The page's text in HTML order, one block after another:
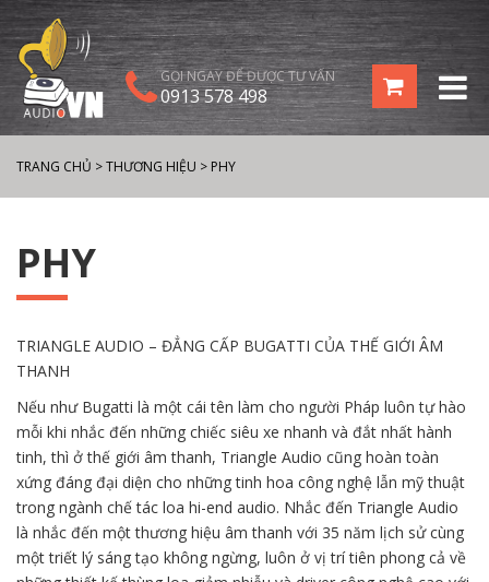
GỌI NGAY ĐỂ ĐƯỢC TƯ VẤN
0913 578 498
TRANG CHỦ >THƯƠNG HIỆU > PHY
PHY
TRIANGLE AUDIO – ĐẲNG CẤP BUGATTI CỦA THẾ GIỚI ÂM
THANH
Nếu như Bugatti là một cái tên làm cho người Pháp luôn tự hào
mỗi khi nhắc đến những chiếc siêu xe nhanh và đắt nhất hành
tinh, thì ở thế giới âm thanh, Triangle Audio cũng hoàn toàn
xứng đáng đại diện cho những tinh hoa công nghệ lẫn mỹ thuật
trong ngành chế tác loa hi-end audio. Nhắc đến Triangle Audio
là nhắc đến một thương hiệu âm thanh với 35 năm lịch sử cùng
một triết lý sáng tạo không ngừng, luôn ở vị trí tiên phong cả về